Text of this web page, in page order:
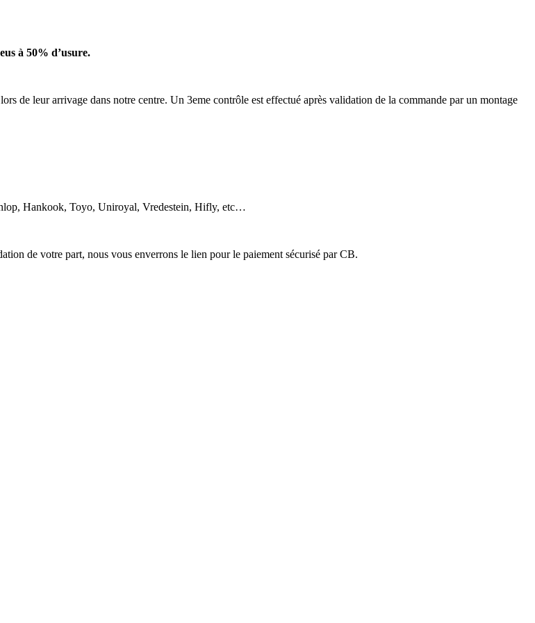
à 50% d’usure.
de leur arrivage dans notre centre. Un 3eme contrôle est effectué après validation de la commande par un montage
Hankook, Toyo, Uniroyal, Vredestein, Hifly, etc…
de votre part, nous vous enverrons le lien pour le paiement sécurisé par CB.